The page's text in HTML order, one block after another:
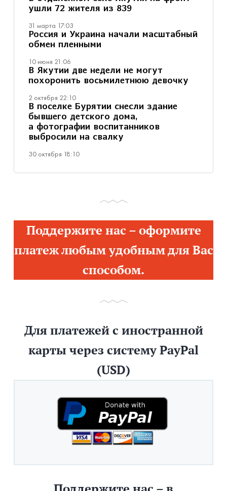
ушли 72 жителя из 839
31 марта 17:03
Россия и Украина начали масштабный
обмен пленными
10 июня 21:06
В Якутии две недели не могут
похоронить восьмилетнюю девочку
2 октября 22:10
В поселке Бурятии снесли здание
бывшего детского дома,
а фотографии воспитанников
выбросили на свалку
30 октября 18:10
Поддержите нас – оформите
платеж любым удобным для Вас
способом.
Для платежей с иностранной
карты через систему PayPal
(USD)